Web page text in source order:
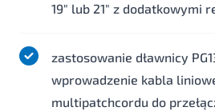
19" lub 21" z dodatkowymi
zastosowanie dławnicy
wprowadzenie kabla
multipatchcordu do